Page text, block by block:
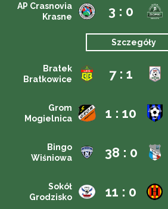
AP Crasnovia
Krasne
3 : 0
Szczegóły
Bratek
Bratkowice
7 : 1
Grom
Mogielnica
1 : 10
Bingo
Wiśniowa
38 : 0
Sokół
Grodzisko
11 : 0